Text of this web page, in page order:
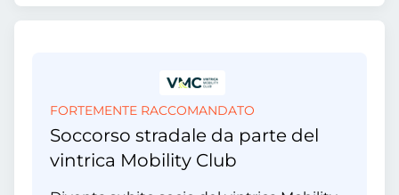
FORTEMENTE RACCOMANDATO
Soccorso stradale da parte del
vintrica Mobility Club